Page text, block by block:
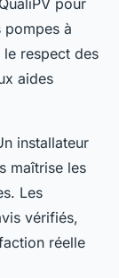
pour
pompes à
respect des
aides
installateur
maîtrise les
Les
vérifiés,
réelle